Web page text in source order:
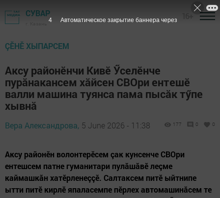
СУВАР
ÇӖНӖ ХЫПАРСЕМ
Аксу районӗнчи Кивӗ Ӳселӗнче
пурăнакансем хăйсен СВОри ентешӗ
валли машина туянса пама пысăк тӳпе
хывнă
Вера Александрова, 5 June 2026 - 11:38 177 0 0
Аксу районӗн волонтерӗсем çак кунсенче СВОри
ентешсем патне гуманитари пулăшăвӗ леçме
каймашкăн хатӗрленеççӗ. Салтаксем питӗ ыйтнипе
ытти питӗ кирлӗ япаласемпе пӗрлех автомашинăсем те
2 Автоматическое закрытие баннера через